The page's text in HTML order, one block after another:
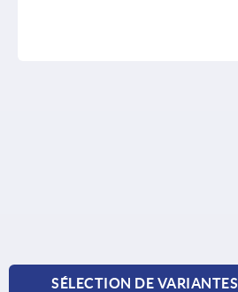
SÉLECTION DE VARIANTES